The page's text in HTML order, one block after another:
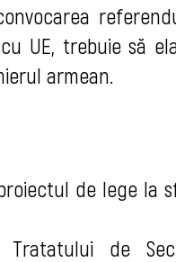
UE, trebuie să
armean.
de lege la
Tratatului de